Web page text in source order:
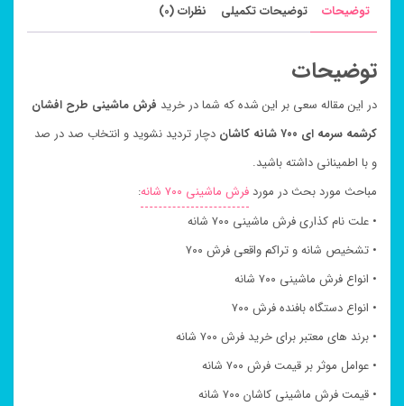
توضیحات توضیحات تکمیلی نظرات (0)
توضیحات
در این مقاله سعی بر این شده که شما در خرید فرش ماشینی طرح افشان
کرشمه سرمه ای ۷۰۰ شانه کاشان
دچار تردید نشوید و انتخاب صد در صد
و با اطمینانی داشته باشید.
مباحث مورد بحث در موردفرش ماشینی ۷۰۰ شانه
:
• علت نام کذاری فرش ماشینی ۷۰۰ شانه
• تشخیص شانه و تراکم واقعی فرش ۷۰۰
• انواع فرش ماشینی ۷۰۰ شانه
• انواع دستگاه بافنده فرش ۷۰۰
• برند های معتبر برای خرید فرش ۷۰۰ شانه
• عوامل موثر بر قیمت فرش ۷۰۰ شانه
• قیمت فرش ماشینی کاشان ۷۰۰ شانه